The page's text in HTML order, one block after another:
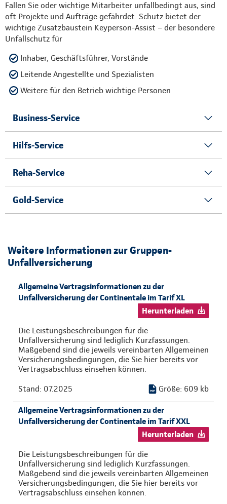
Fallen Sie oder wichtige Mitarbeiter unfallbedingt aus, sind
oft Projekte und Aufträge gefährdet. Schutz bietet der
wichtige Zusatzbaustein Keyperson-Assist – der besondere
Unfallschutz für
Inhaber, Geschäftsführer, Vorstände
Leitende Angestellte und Spezialisten
Weitere für den Betrieb wichtige Personen
Business-Service
Hilfs-Service
Reha-Service
Gold-Service
Weitere Informationen zur Gruppen-
Unfallversicherung
Allgemeine Vertragsinformationen zu der
Unfallversicherung der Continentale im Tarif XL
Herunterladen
Die Leistungsbeschreibungen für die
Unfallversicherung sind lediglich Kurzfassungen.
Maßgebend sind die jeweils vereinbarten Allgemeinen
Versicherungsbedingungen, die Sie hier bereits vor
Vertragsabschluss einsehen können.
Stand: 07.2025 Größe: 609 kb
Allgemeine Vertragsinformationen zu der
Unfallversicherung der Continentale im Tarif XXL
Herunterladen
Die Leistungsbeschreibungen für die
Unfallversicherung sind lediglich Kurzfassungen.
Maßgebend sind die jeweils vereinbarten Allgemeinen
Versicherungsbedingungen, die Sie hier bereits vor
Vertragsabschluss einsehen können.